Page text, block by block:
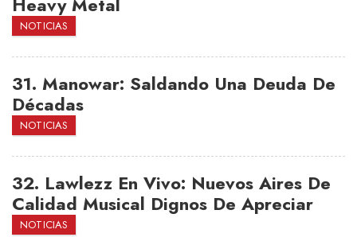
Heavy Metal
NOTICIAS
31. Manowar: Saldando Una Deuda De
Décadas
NOTICIAS
32. Lawlezz En Vivo: Nuevos Aires De
Calidad Musical Dignos De Apreciar
NOTICIAS